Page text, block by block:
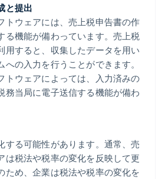
と提出
トウェアには、売上税申告書の作
る機能が備わっています。売上税
用すると、収集したデータを用い
への入力を行うことができます。
トウェアによっては、入力済みの
務当局に電子送信する機能が備わ
する可能性があります。通常、売
は税法や税率の変化を反映して更
ため、企業は税法や税率の変化を